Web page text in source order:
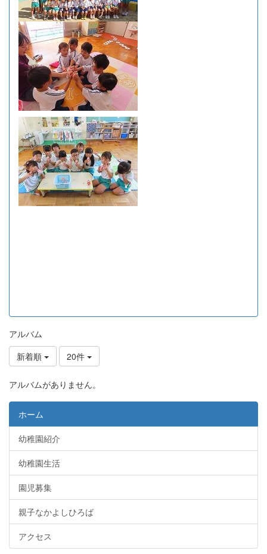
アルバム
新着順
20件
アルバムがありません。
ホーム
幼稚園紹介
幼稚園生活
園児募集
親子なかよしひろば
アクセス